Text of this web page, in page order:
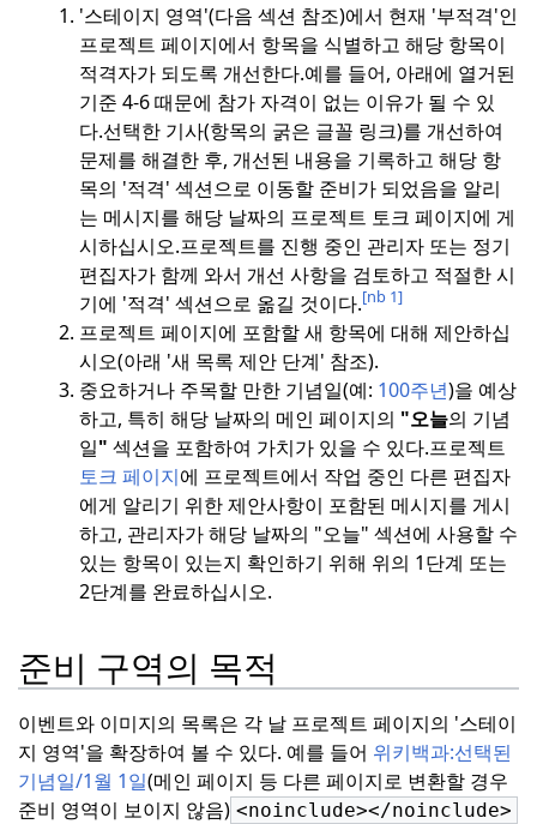
'스테이지 영역'(다음 섹션 참조)에서 현재 '부적격'인
프로젝트 페이지에서 항목을 식별하고 해당 항목이
적격자가 되도록 개선한다.예를 들어, 아래에 열거된
기준 4-6 때문에 참가 자격이 없는 이유가 될 수 있
다.선택한 기사(항목의 굵은 글꼴 링크)를 개선하여
문제를 해결한 후, 개선된 내용을 기록하고 해당 항
목의 '적격' 섹션으로 이동할 준비가 되었음을 알리
는 메시지를 해당 날짜의 프로젝트 토크 페이지에 게
시하십시오.프로젝트를 진행 중인 관리자 또는 정기
편집자가 함께 와서 개선 사항을 검토하고 적절한 시
기에 '적격' 섹션으로 옮길 것이다.[nb 1]
프로젝트 페이지에 포함할 새 항목에 대해 제안하십
시오(아래 '새 목록 제안 단계' 참조).
중요하거나 주목할 만한 기념일(예: 100주년)을 예상
하고, 특히 해당 날짜의 메인 페이지의 "오늘의 기념
일" 섹션을 포함하여 가치가 있을 수 있다.프로젝트
토크 페이지에 프로젝트에서 작업 중인 다른 편집자
에게 알리기 위한 제안사항이 포함된 메시지를 게시
하고, 관리자가 해당 날짜의 "오늘" 섹션에 사용할 수
있는 항목이 있는지 확인하기 위해 위의 1단계 또는
2단계를 완료하십시오.
준비 구역의 목적
이벤트와 이미지의 목록은 각 날 프로젝트 페이지의 '스테이
지 영역'을 확장하여 볼 수 있다. 예를 들어 위키백과:선택된
기념일/1월 1일(메인 페이지 등 다른 페이지로 변환할 경우
준비 영역이 보이지 않음) <noinclude></noinclude>